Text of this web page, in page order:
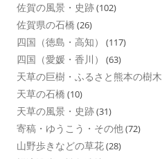
佐賀の風景・史跡(102)
佐賀県の石橋 (26)
四国（徳島・高知） (117)
四国（愛媛・香川） (63)
天草の巨樹・ふるさと熊本の樹木
天草の石橋 (10)
天草の風景・史跡(31)
寄稿・ゆうこう・その他(72)
山野歩きなどの草花(28)